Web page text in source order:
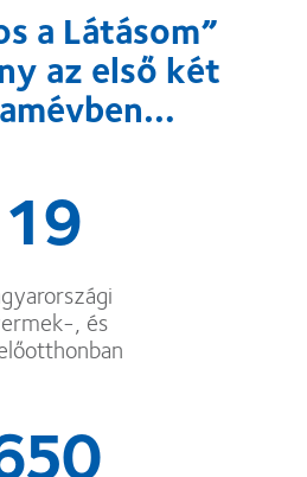
a Látásom”
az első két
19
, és